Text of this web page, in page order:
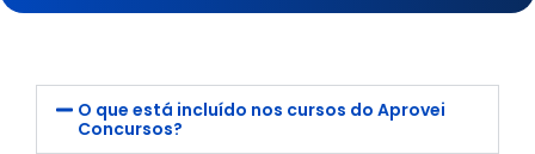
O que está incluído nos cursos do Aprovei
Concursos?